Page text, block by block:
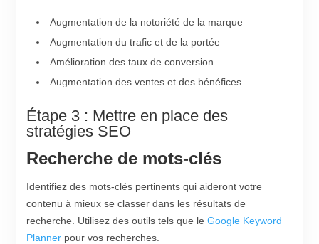
Augmentation de la notoriété de la marque
Augmentation du trafic et de la portée
Amélioration des taux de conversion
Augmentation des ventes et des bénéfices
Étape 3 : Mettre en place des
stratégies SEO
Recherche de mots-clés
Identifiez des mots-clés pertinents qui aideront votre
contenu à mieux se classer dans les résultats de
recherche. Utilisez des outils tels que leGoogle Keyword
Planner pour vos recherches.